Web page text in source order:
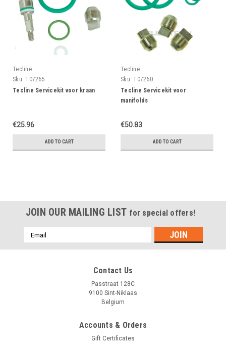
Tecline
Sku: T07265
Tecline Servicekit voor kraan
€25.96
ADD TO CART
Tecline
Sku: T07260
Tecline Servicekit voor
manifolds
€50.83
ADD TO CART
JOIN OUR MAILING LIST for special offers!
Emailadres
Contact Us
Passtraat 128C
9100 Sint-Niklaas
Belgium
Accounts & Orders
Gift Certificates